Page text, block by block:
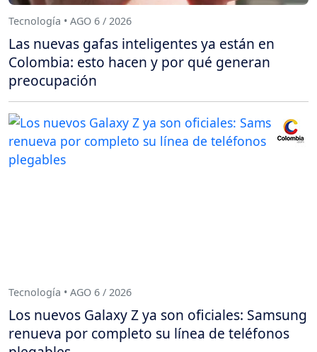
Tecnología • AGO 6 / 2026
Las nuevas gafas inteligentes ya están en
Colombia: esto hacen y por qué generan
preocupación
Tecnología • AGO 6 / 2026
Los nuevos Galaxy Z ya son oficiales: Samsung
renueva por completo su línea de teléfonos